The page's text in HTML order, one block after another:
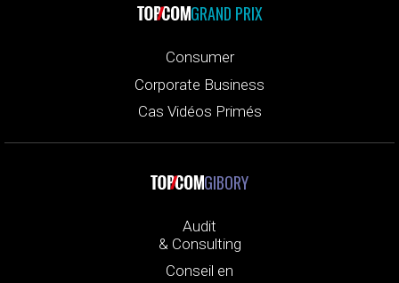
GRAND PRIX
Consumer
Corporate Business
Cas Vidéos Primés
GIBORY
Audit
& Consulting
Conseil en